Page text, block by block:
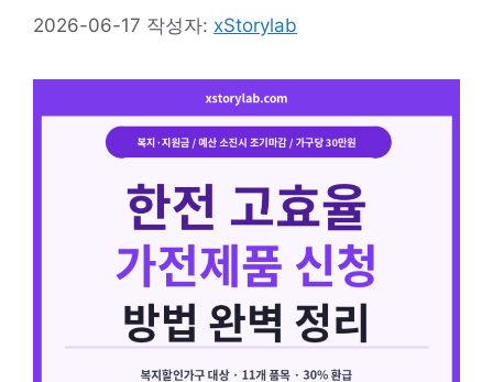
2026-06-17 작성자: xStorylab